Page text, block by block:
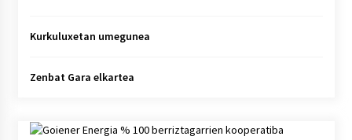
Kurkuluxetan umegunea
Zenbat Gara elkartea